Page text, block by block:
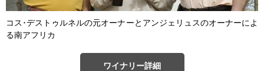
コス･デストゥルネルの元オーナーとアンジェリュスのオーナーによ
る南アフリカ
ワイナリー詳細